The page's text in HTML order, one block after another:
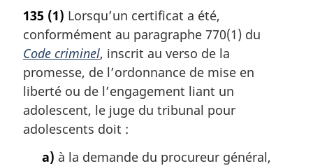
t
e
m
a
r
g
i
n
135 (1) Lorsqu’un certificat a été,
conformément au paragraphe 770(1) du
Code criminel, inscrit au verso de la
promesse, de l’ordonnance de mise en
liberté ou de l’engagement liant un
adolescent, le juge du tribunal pour
adolescents doit :
a) à la demande du procureur général,